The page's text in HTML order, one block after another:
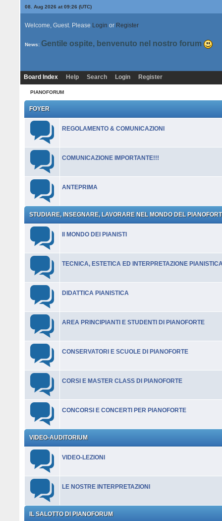
08. Aug 2026 at 09:26 (UTC)
Welcome, Guest. Please Login or Register
News: Gentile ospite, benvenuto nel nostro forum
Board Index Help Search Login Register
PIANOFORUM
FOYER
REGOLAMENTO & COMUNICAZIONI
COMUNICAZIONE IMPORTANTE!!!
ANTEPRIMA
STUDIARE, INSEGNARE, LAVORARE NEL MONDO DEL
Il MONDO DEI PIANISTI
TECNICA, ESTETICA ED INTERPRETAZIONE
DIDATTICA PIANISTICA
AREA PRINCIPIANTI E STUDENTI DI PIANOFORTE
CONSERVATORI E SCUOLE DI PIANOFORTE
CORSI E MASTER CLASS DI PIANOFORTE
CONCORSI E CONCERTI PER PIANOFORTE
VIDEO-AUDITORIUM
VIDEO-LEZIONI
LE NOSTRE INTERPRETAZIONI
IL SALOTTO DI PIANOFORUM